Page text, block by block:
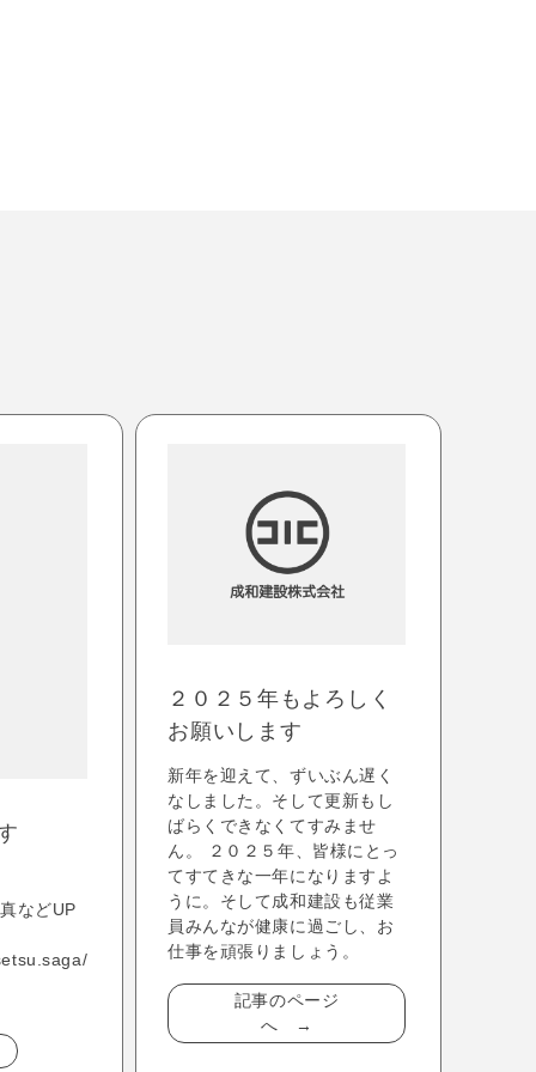
などUP
２０２５年もよろしく
お願いします
新年を迎えて、ずいぶん遅く
なしました。そして更新もし
ばらくできなくてすみませ
ん。 ２０２５年、皆様にとっ
てすてきな一年になりますよ
うに。そして成和建設も従業
員みんなが健康に過ごし、お
仕事を頑張りましょう。
記事のページ
へ →